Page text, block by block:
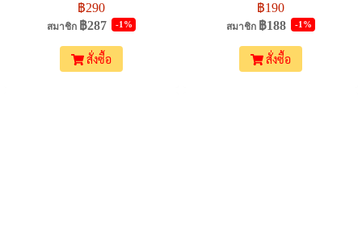
฿290
สมาชิก ฿287 -1%
สั่งซื้อ
A43E, X43, X43E, X43S, A43SA,
A43SD, A43SJ, A43SM, A43SV
฿190
สมาชิก ฿188 -1%
สั่งซื้อ